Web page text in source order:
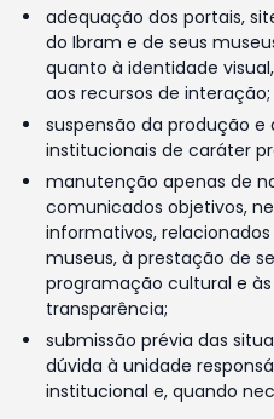
adequação dos portais,
do Ibram e de seus
quanto à identidade
aos recursos de interação;
suspensão da produção
institucionais de caráter
manutenção apenas de
comunicados objetivos,
informativos,
museus, à prestação de
programação cultural e
transparência;
submissão prévia das
dúvida à unidade
institucional e, quando